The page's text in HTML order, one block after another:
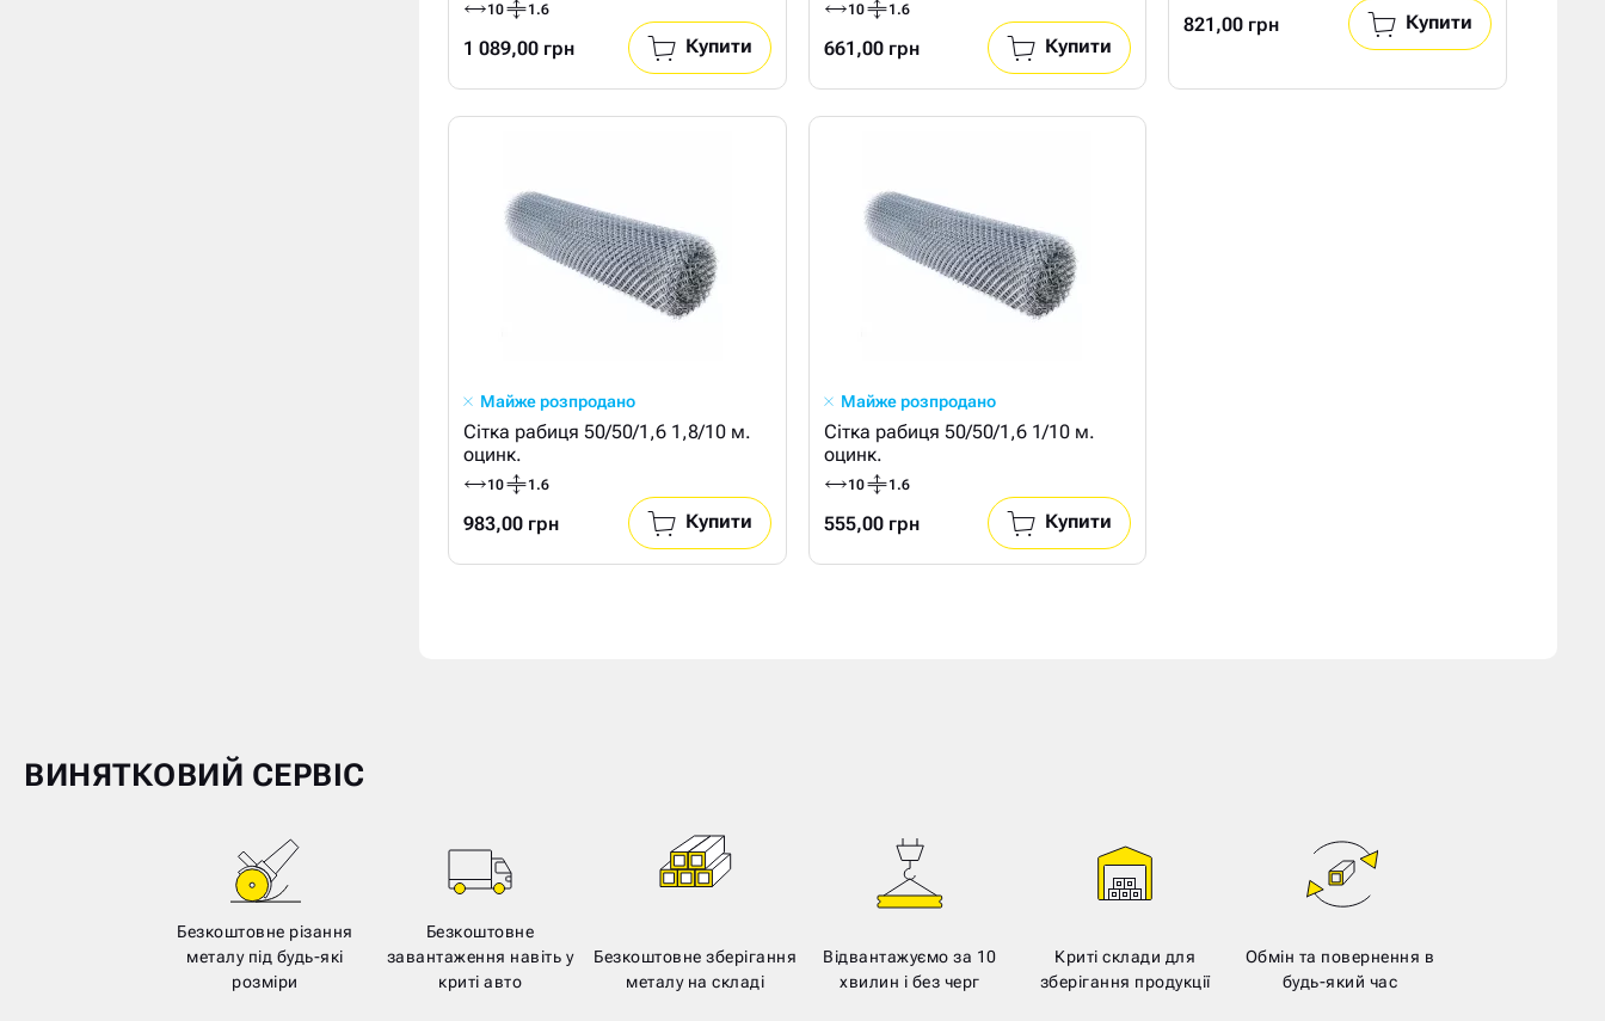
10 1.6
1 089,00 грн Купити
10 1.6
661,00 грн Купити
821,00 грн
Купити
Майже розпродано
Сітка рабиця 50/50/1,6 1,8/10 м.
оцинк.
10 1.6
983,00 грн Купити
Майже розпродано
Сітка рабиця 50/50/1,6 1/10 м.
оцинк.
10 1.6
555,00 грн Купити
ВИНЯТКОВИЙ СЕРВІС
Безкоштовне різання
металу під будь-які
розміри
Безкоштовне
завантаження навіть у
криті авто
Безкоштовне зберігання
металу на складі
Відвантажуємо за 10
хвилин і без черг
Криті склади для
зберігання продукції
Обмін та повернення в
будь-який час